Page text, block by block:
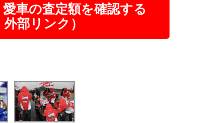
愛車の査定額を確認する
外部リンク）